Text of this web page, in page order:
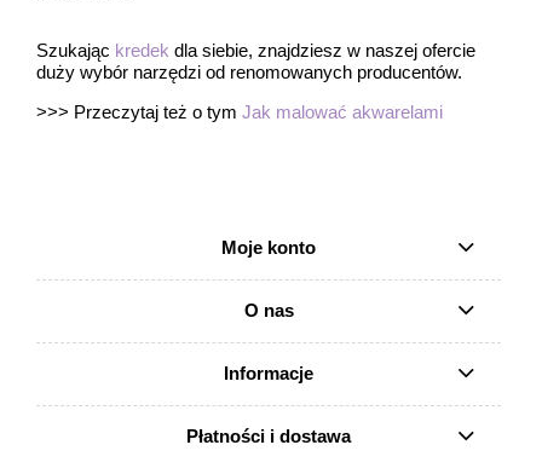
Szukając kredek dla siebie, znajdziesz w naszej ofercie
duży wybór narzędzi od renomowanych producentów.
>>> Przeczytaj też o tym Jak malować akwarelami
Moje konto
O nas
Informacje
Płatności i dostawa